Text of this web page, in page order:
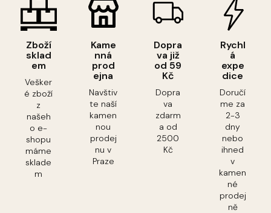
Zboží
sklad
em
Vešker
é zboží
z
našeh
o e-
shopu
máme
sklade
m
Kame
nná
prod
ejna
Navštiv
te naší
kamen
nou
prodej
nu v
Praze
Dopra
va již
od 59
Kč
Dopra
va
zdarm
a od
2500
Kč
Rychl
á
expe
dice
Doručí
me za
2-3
dny
nebo
ihned
v
kamen
né
prodej
ně